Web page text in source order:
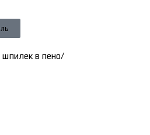
шпилек в пено/